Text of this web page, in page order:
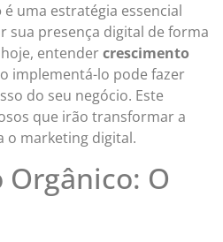
é uma estratégia essencial
sua presença digital de forma
entendercrescimento
implementá-lo pode fazer
do seu negócio. Este
que irão transformar a
o marketing digital.
O